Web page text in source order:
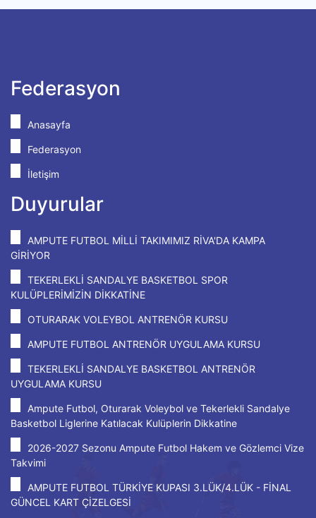
Federasyon
Anasayfa
Federasyon
İletişim
Duyurular
AMPUTE FUTBOL MİLLİ TAKIMIMIZ RİVA'DA KAMPA
GİRİYOR
TEKERLEKLİ SANDALYE BASKETBOL SPOR
KULÜPLERİMİZİN DİKKATİNE
OTURARAK VOLEYBOL ANTRENÖR KURSU
AMPUTE FUTBOL ANTRENÖR UYGULAMA KURSU
TEKERLEKLİ SANDALYE BASKETBOL ANTRENÖR
UYGULAMA KURSU
Ampute Futbol, Oturarak Voleybol ve Tekerlekli Sandalye
Basketbol Liglerine Katılacak Kulüplerin Dikkatine
2026-2027 Sezonu Ampute Futbol Hakem ve Gözlemci Vize
Takvimi
AMPUTE FUTBOL TÜRKİYE KUPASI 3.LÜK/4.LÜK - FİNAL
GÜNCEL KART ÇİZELGESİ